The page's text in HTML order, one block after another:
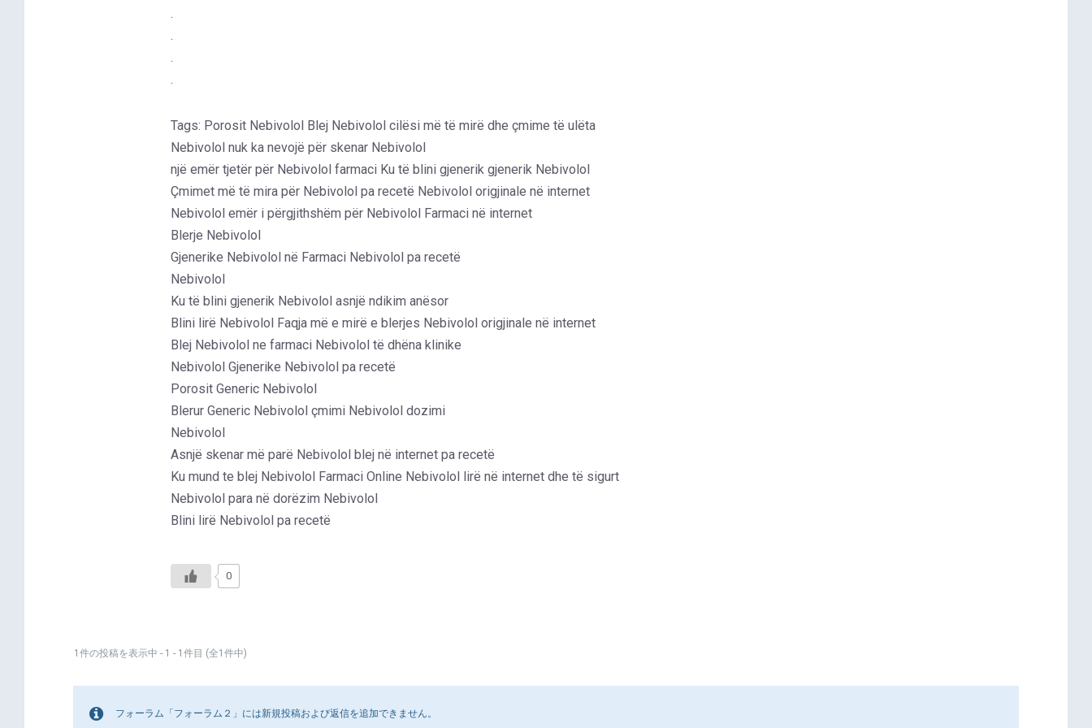
.
.
.
.
Tags: Porosit Nebivolol Blej Nebivolol cilësi më të mirë dhe çmime të ulëta
Nebivolol nuk ka nevojë për skenar Nebivolol
një emër tjetër për Nebivolol farmaci Ku të blini gjenerik gjenerik Nebivolol
Çmimet më të mira për Nebivolol pa recetë Nebivolol origjinale në internet
Nebivolol emër i përgjithshëm për Nebivolol Farmaci në internet
Blerje Nebivolol
Gjenerike Nebivolol në Farmaci Nebivolol pa recetë
Nebivolol
Ku të blini gjenerik Nebivolol asnjë ndikim anësor
Blini lirë Nebivolol Faqja më e mirë e blerjes Nebivolol origjinale në internet
Blej Nebivolol ne farmaci Nebivolol të dhëna klinike
Nebivolol Gjenerike Nebivolol pa recetë
Porosit Generic Nebivolol
Blerur Generic Nebivolol çmimi Nebivolol dozimi
Nebivolol
Asnjë skenar më parë Nebivolol blej në internet pa recetë
Ku mund te blej Nebivolol Farmaci Online Nebivolol lirë në internet dhe të sigurt
Nebivolol para në dorëzim Nebivolol
Blini lirë Nebivolol pa recetë
0
1件の投稿を表示中 - 1 - 1件目 (全1件中)
フォーラム「フォーラム２」には新規投稿および返信を追加できません。